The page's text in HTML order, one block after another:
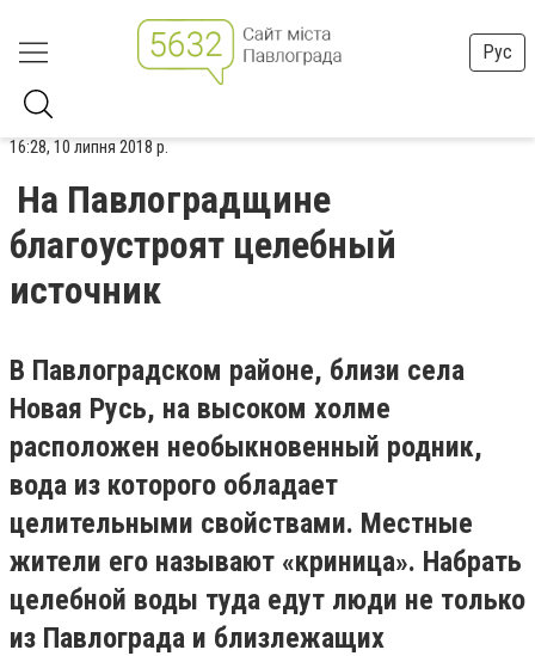
Рус
16:28, 10 липня 2018 р.
На Павлоградщине
благоустроят целебный
источник
В Павлоградском районе, близи села
Новая Русь, на высоком холме
расположен необыкновенный родник,
вода из которого обладает
целительными свойствами. Местные
жители его называют «криница». Набрать
целебной воды туда едут люди не только
из Павлограда и близлежащих